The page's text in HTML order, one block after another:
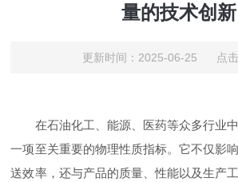
量的技术创新
更新时间：2025-06-25 点击
在石油化工、能源、医药等众多行业中
一项至关重要的物理性质指标。它不仅影
送效率，还与产品的质量、性能以及生产